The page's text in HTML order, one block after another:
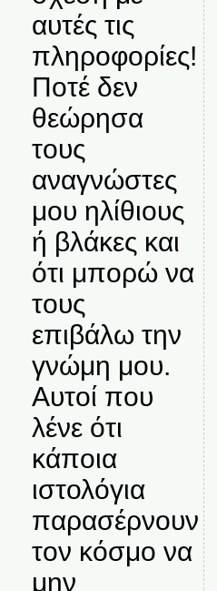
αυτές τις
πληροφορίες!
Ποτέ δεν
θεώρησα
τους
αναγνώστες
μου ηλίθιους
ή βλάκες και
ότι μπορώ να
τους
επιβάλω την
γνώμη μου.
Αυτοί που
λένε ότι
κάποια
ιστολόγια
παρασέρνουν
τον κόσμο να
μην